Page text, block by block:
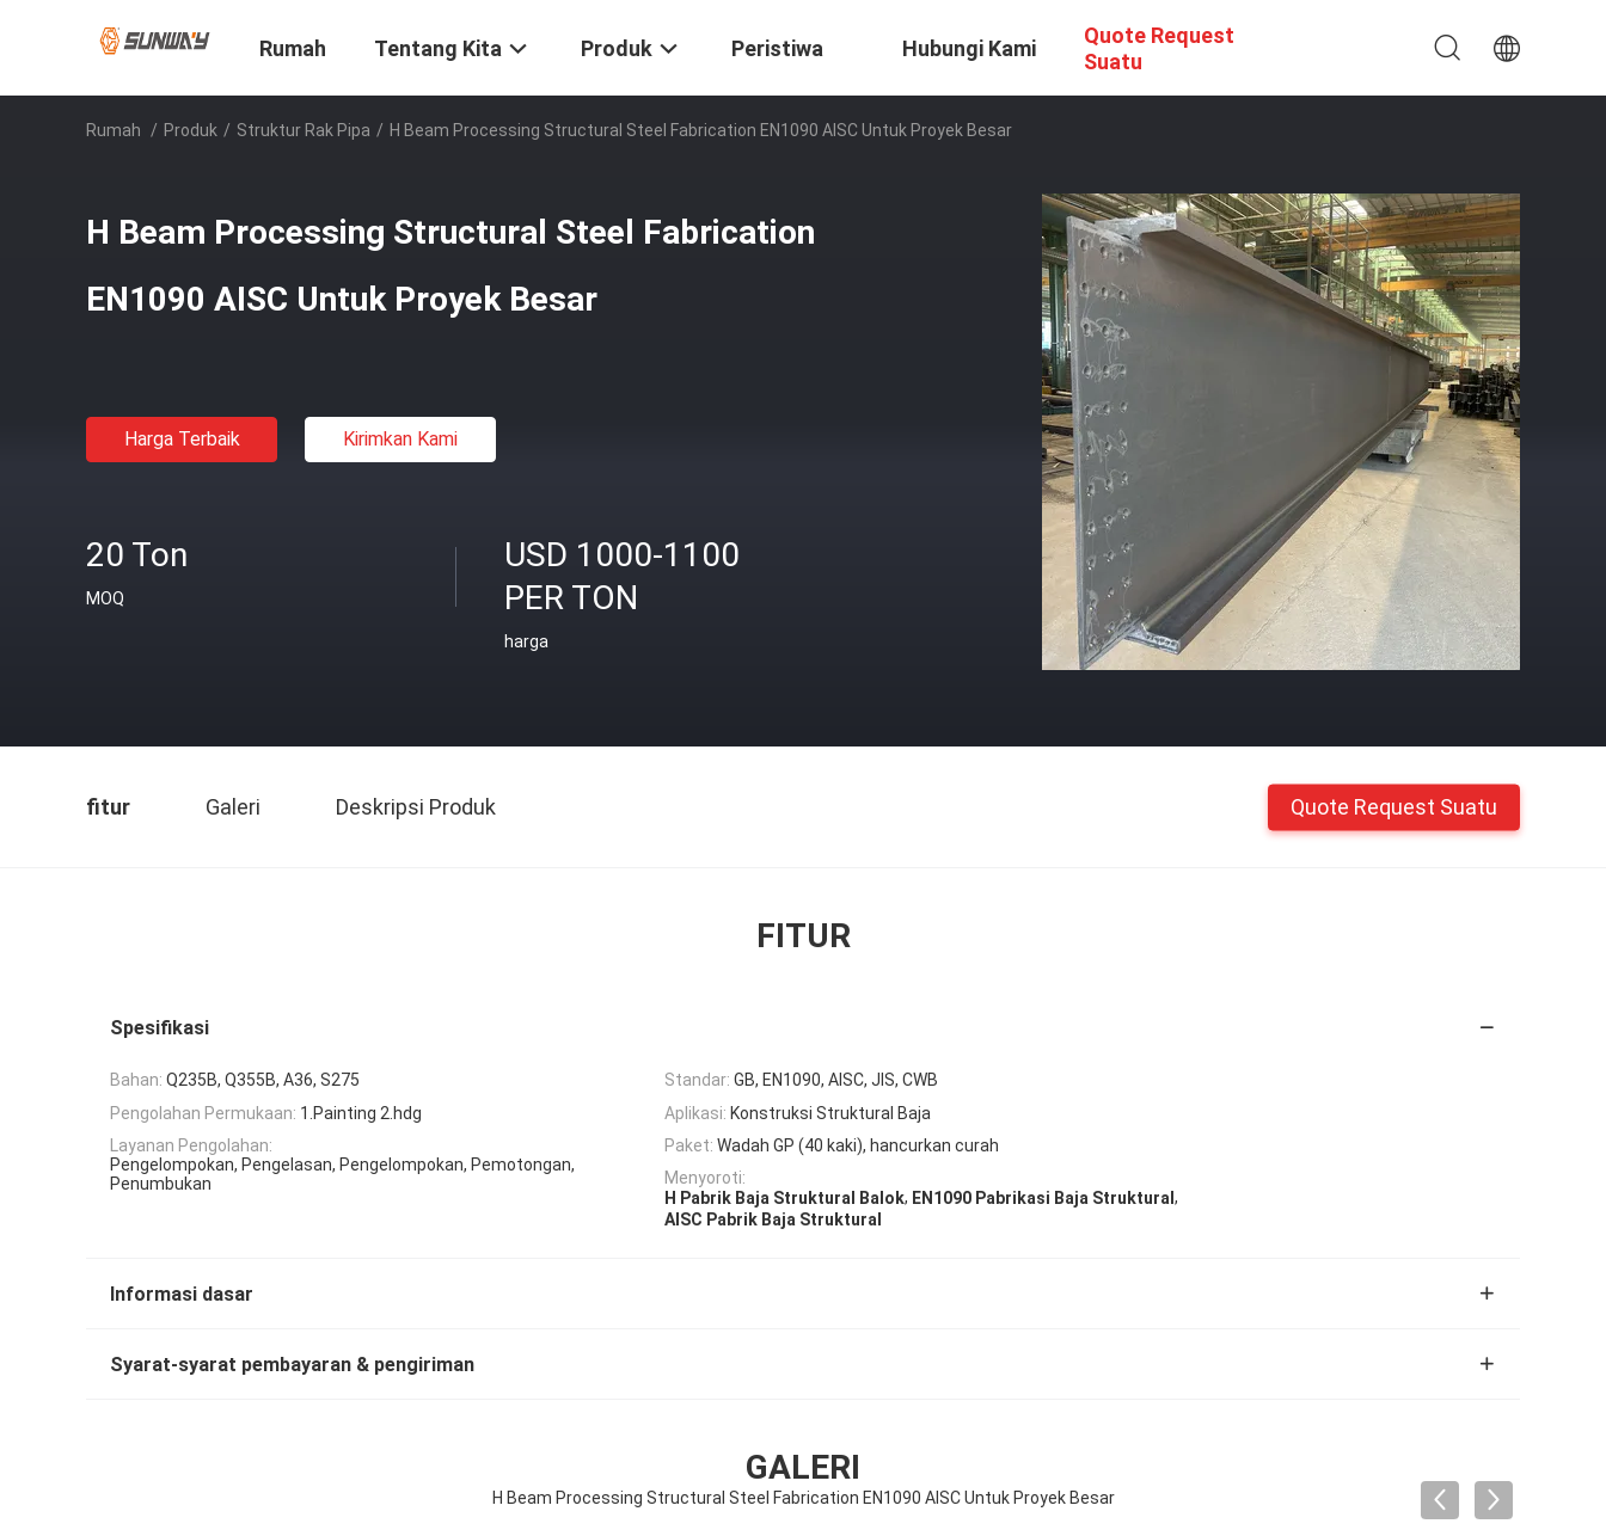
Rumah Tentang Kita Produk Peristiwa Hubungi Kami
Quote Request
Suatu
Rumah / Produk / Struktur Rak Pipa / H Beam Processing Structural Steel Fabrication EN1090 AISC Untuk Proyek Besar
H Beam Processing Structural Steel Fabrication
EN1090 AISC Untuk Proyek Besar
Harga Terbaik Kirimkan Kami
20 Ton
MOQ
USD 1000-1100
PER TON
harga
fitur Galeri Deskripsi Produk Quote Request Suatu
FITUR
Spesifikasi
Bahan: Q235B, Q355B, A36, S275 Standar: GB, EN1090, AISC, JIS, CWB
Pengolahan Permukaan: 1.Painting 2.hdg Aplikasi: Konstruksi Struktural Baja
Layanan Pengolahan:
Pengelompokan, Pengelasan, Pengelompokan, Pemotongan,
Penumbukan
Paket: Wadah GP (40 kaki), hancurkan curah
Menyoroti:
H Pabrik Baja Struktural Balok, EN1090 Pabrikasi Baja Struktural ,
AISC Pabrik Baja Struktural
Informasi dasar
Syarat-syarat pembayaran & pengiriman
GALERI
H Beam Processing Structural Steel Fabrication EN1090 AISC Untuk Proyek Besar